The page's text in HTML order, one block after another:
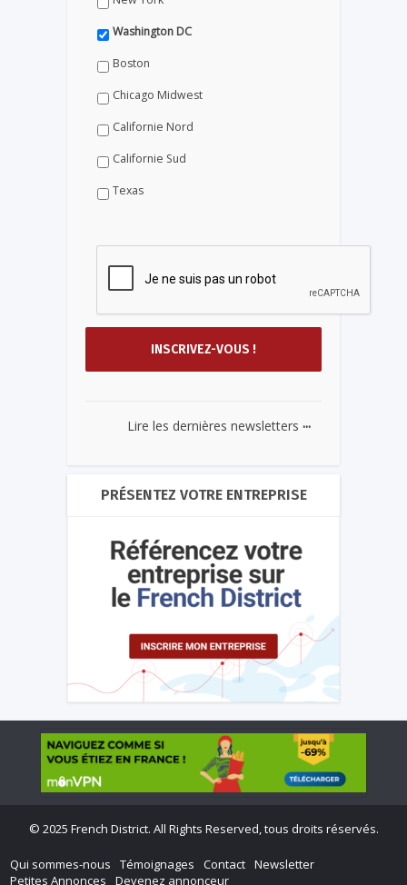
Washington DC
Boston
Chicago Midwest
Californie Nord
Californie Sud
Texas
Lire les dernières newsletters ...
PRÉSENTEZ VOTRE ENTREPRISE
© 2025 French District. All Rights Reserved, tous droits réservés.
Qui sommes-nous Témoignages Contact Newsletter
Petites Annonces
Devenez annonceur